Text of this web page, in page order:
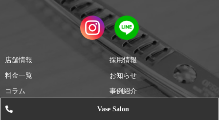
店舗情報 採用情報
料金一覧 お知らせ
コラム 事例紹介
Vase Salon